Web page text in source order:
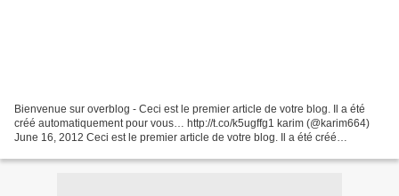
Bienvenue sur overblog - Ceci est le premier article de votre blog. Il a été
créé automatiquement pour vous… http://t.co/k5ugffg1 karim (@karim664)
June 16, 2012 Ceci est le premier article de votre blog. Il a été créé